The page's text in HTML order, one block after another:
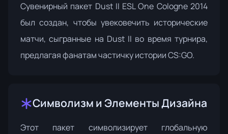
Сувенирный пакет Dust II ESL One Cologne 2014
был создан, чтобы увековечить исторические
матчи, сыгранные на Dust II во время турнира,
предлагая фанатам частичку истории CS:GO.
Символизм и Элементы Дизайна
Этот пакет символизирует глобальную